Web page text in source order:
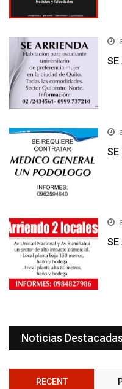
SE
SE
SE
Noticias Destacadas
RECENT